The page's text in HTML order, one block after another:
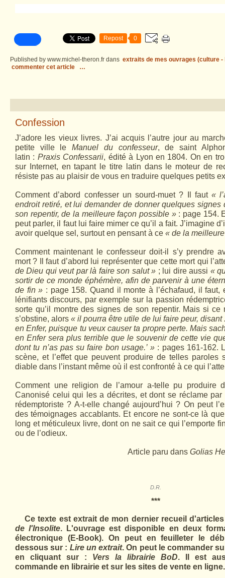
Repost 0
Published by www.michel-theron.fr dans extraits de mes ouvrages (culture
commenter cet article
…
Confession
J’adore les vieux livres. J’ai acquis l’autre jour au
petite ville le
Manuel du confesseur, de saint
latin : Praxis Confessarii, édité à Lyon en 1804. On en
sur Internet, en tapant le titre latin dans le moteur de
résiste pas au plaisir de vous en traduire quelques petits
Comment d’abord confesser un sourd-muet ? Il faut «
endroit retiré, et lui demander de donner quelques signes
son repentir, de la meilleure façon possible » : page 154.
peut parler, il faut lui faire mimer ce qu’il a fait. J’imagine
avoir quelque sel, surtout en pensant à ce « de la
Comment maintenant le confesseur doit-il s’y prendre
mort ? Il faut d’abord lui représenter que cette mort qui
de Dieu qui veut par là faire son salut » ; lui dire aussi «
sortir de ce monde éphémère, afin de parvenir à une
de fin » : page 158. Quand il monte à l’échafaud, il faut,
lénifiants discours, par exemple sur la passion
sorte qu’il montre des signes de son repentir. Mais si ce
s’obstine, alors « il pourra être utile de lui faire peur, disant
en Enfer, puisque tu veux causer ta propre perte. Mais
en Enfer sera plus terrible que le souvenir de cette vie
dont tu n’as pas su faire bon usage.’ » : pages 161-162.
scène, et l’effet que peuvent produire de telles paroles
diable dans l’instant même où il est confronté à ce qui
Comment une religion de l’amour a-telle pu produire
Canonisé celui qui les a décrites, et dont se réclame par
rédemptoriste ? A-t-elle changé aujourd’hui ? On peut
des témoignages accablants. Et encore ne sont-ce là
long et méticuleux livre, dont on ne sait ce qui l’emporte
ou de l’odieux.
Article paru dans Golias
D.R.
***
Ce texte est extrait de mon dernier recueil d'articles
de l'Insolite. L'ouvrage est disponible en deux
électronique (E-Book). On peut en feuilleter le
dessous sur : Lire un extrait. On peut le commander
en cliquant sur :
Vers la librairie BoD. Il est
commande en librairie et sur les sites de vente en ligne.